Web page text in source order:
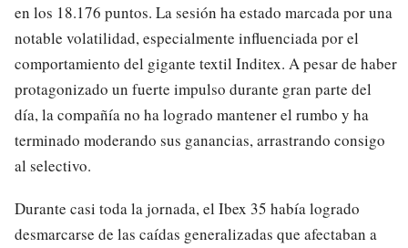
en los 18.176 puntos. La sesión ha estado marcada por una
notable volatilidad, especialmente influenciada por el
comportamiento del gigante textil Inditex. A pesar de haber
protagonizado un fuerte impulso durante gran parte del
día, la compañía no ha logrado mantener el rumbo y ha
terminado moderando sus ganancias, arrastrando consigo
al selectivo.
Durante casi toda la jornada, el Ibex 35 había logrado
desmarcarse de las caídas generalizadas que afectaban a